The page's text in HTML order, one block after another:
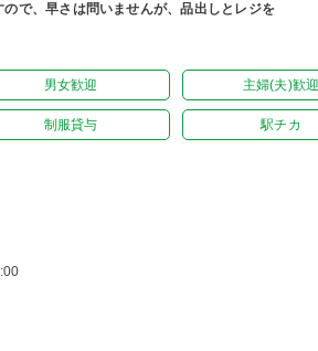
で、早さは問いませんが、品出しとレジを
男女歓迎 主婦(夫)歓
制服貸与 駅チカ